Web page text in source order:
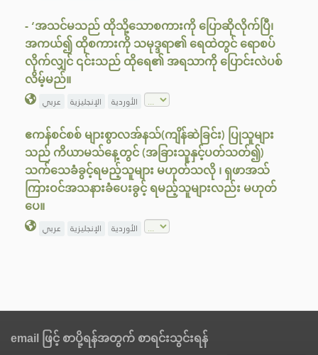
- ‘အသင်မသည် ထိုသို့သောစကားကို ပြောဆိုလိုက်ပြီ၊
အကယ်၍ ထိုစကားကို သမုဒ္ဒရာ၏ ရေထဲတွင် ရောစပ်
လိုက်လျှင် ၎င်းသည် ထိုရေ၏ အရသာကို ပြောင်းလဲပစ်
လိမ့်မည်။
عربي الإنجليزية الأوردية
ဧကန်စင်စစ် များစွာလအ်နသ်(ကျိန်ဆဲခြင်း) ပြုသူများ
သည် ကိယာမသ်နေ့တွင် (အခြားသူနှင့်ပတ်သတ်၍)
သက်သေခံခွင့်ရမည့်သူများ မဟုတ်သလို ၊ ရှဖာအသ်
ကြားဝင်အသနားခံပေးခွင့် ရမည့်သူများလည်း မဟုတ်
ပေ။
عربي الإنجليزية الأوردية
email ဖြင့် စာပို့ရန်အတွက် စာရင်းသွင်းရန်